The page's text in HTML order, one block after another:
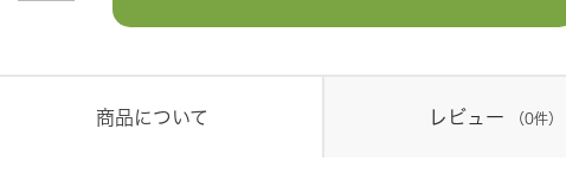
商品について レビュー （0件）